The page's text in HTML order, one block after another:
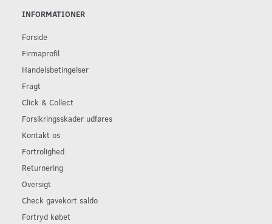
INFORMATIONER
Forside
Firmaprofil
Handelsbetingelser
Fragt
Click & Collect
Forsikringsskader udføres
Kontakt os
Fortrolighed
Returnering
Oversigt
Check gavekort saldo
Fortryd købet